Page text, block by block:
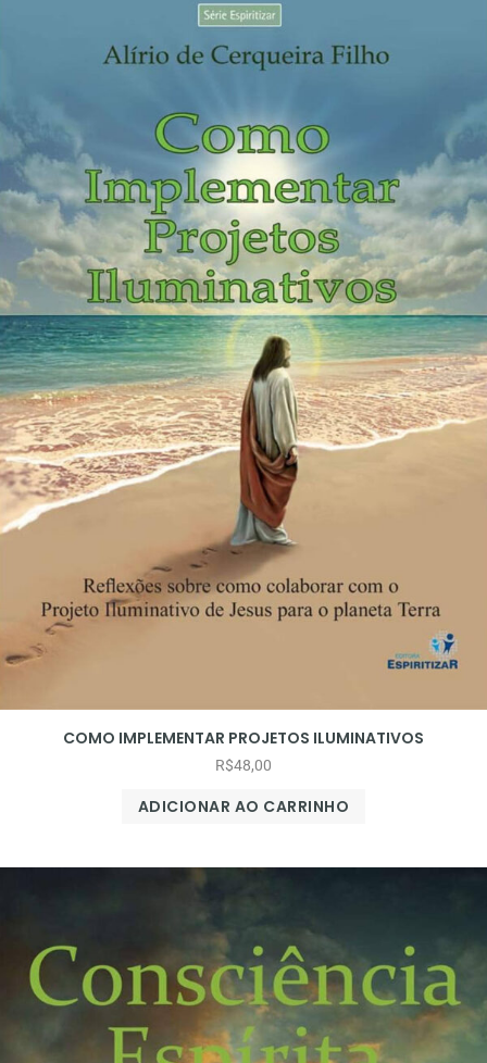
COMO IMPLEMENTAR PROJETOS ILUMINATIVOS
R$48,00
ADICIONAR AO CARRINHO